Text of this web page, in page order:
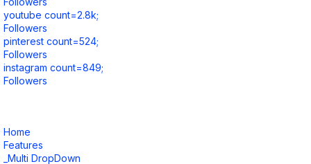
youtube count=2.8k;
Followers
pinterest count=524;
Followers
instagram count=849;
Followers
Home
Features
_Multi DropDown